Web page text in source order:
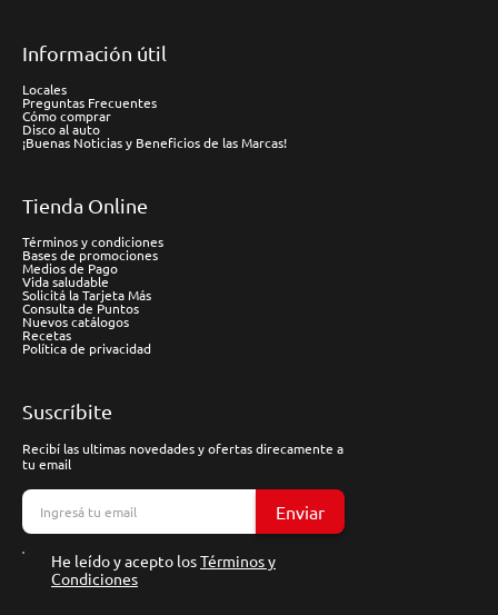
Información útil
Locales
Preguntas Frecuentes
Cómo comprar
Disco al auto
¡Buenas Noticias y Beneficios de las Marcas!
Tienda Online
Términos y condiciones
Bases de promociones
Medios de Pago
Vida saludable
Solicitá la Tarjeta Más
Consulta de Puntos
Nuevos catálogos
Recetas
Política de privacidad
Suscríbite
Recibí las ultimas novedades y ofertas direcamente a
tu email
Enviar
He leído y acepto losTérminos y
Condiciones